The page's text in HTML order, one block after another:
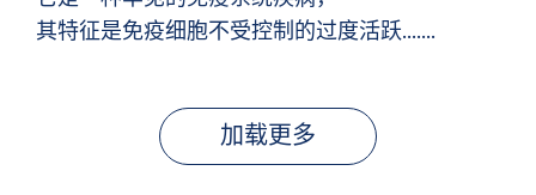
其特征是免疫细胞不受控制的过度活跃…….
加载更多